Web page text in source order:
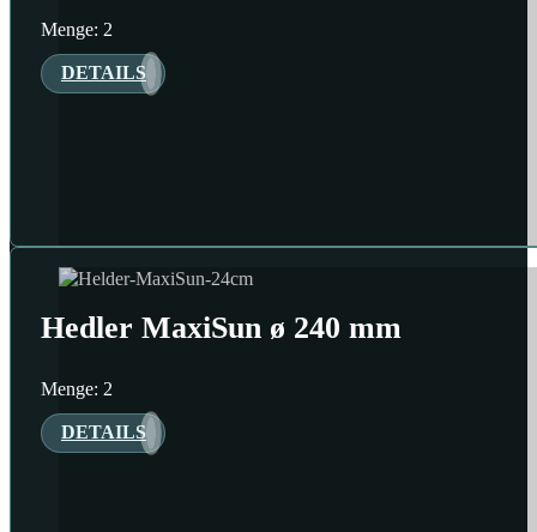
Menge: 2
DETAILS
Hedler MaxiSun ø 240 mm
Menge: 2
DETAILS